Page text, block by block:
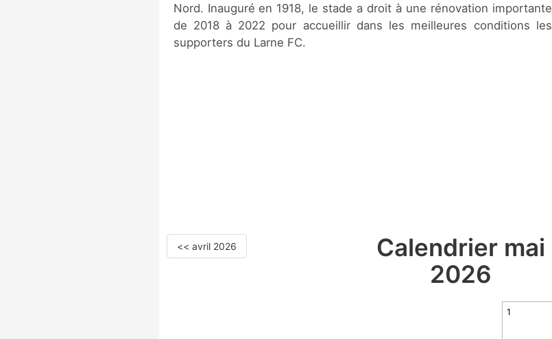
Nord. Inauguré en 1918, le stade a droit à une rénovation importante
de 2018 à 2022 pour accueillir dans les meilleures conditions les
supporters du Larne FC.
Calendrier mai
2026
<< avril 2026
1